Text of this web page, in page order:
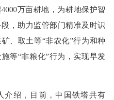
万亩耕地，为耕地保护智
，助力监管部门精准及时识
、取土等“非农化”行为和种
等“非粮化”行为，实现早发
介绍，目前，中国铁塔共有